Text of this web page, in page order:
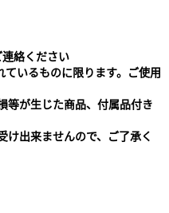
絡ください
いるものに限ります。ご使用
等が生じた商品、付属品付き
け出来ませんので、ご了承く